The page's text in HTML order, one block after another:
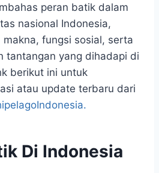
peran batik dalam
nasional Indonesia,
makna, fungsi sosial, serta
tantangan yang dihadapi di
berikut ini untuk
atau update terbaru dari
Di Indonesia